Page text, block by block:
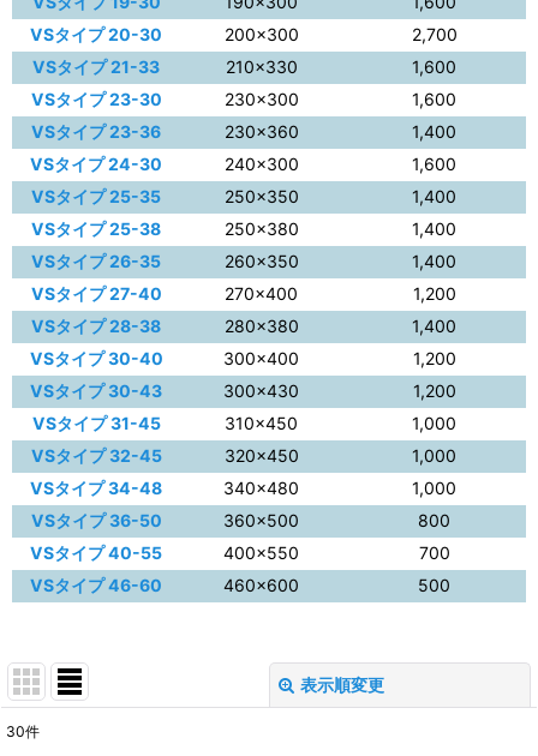
VSタイプ 20-30
200×300
2,700
VSタイプ 21-33
210×330
1,600
VSタイプ 23-30
230×300
1,600
VSタイプ 23-36
230×360
1,400
VSタイプ 24-30
240×300
1,600
VSタイプ 25-35
250×350
1,400
VSタイプ 25-38
250×380
1,400
VSタイプ 26-35
260×350
1,400
VSタイプ 27-40
270×400
1,200
VSタイプ 28-38
280×380
1,400
VSタイプ 30-40
300×400
1,200
VSタイプ 30-43
300×430
1,200
VSタイプ 31-45
310×450
1,000
VSタイプ 32-45
320×450
1,000
VSタイプ 34-48
340×480
1,000
VSタイプ 36-50
360×500
800
VSタイプ 40-55
400×550
700
VSタイプ 46-60
460×600 500
表示順変更
30件